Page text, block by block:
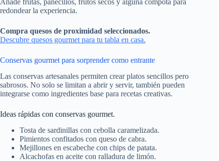
Añade frutas, panecillos, frutos secos y alguna compota para
redondear la experiencia.
Compra quesos de proximidad seleccionados.
Descubre quesos gourmet para tu tabla en casa.
Conservas gourmet para sorprender como entrante
Las conservas artesanales permiten crear platos sencillos pero
sabrosos. No solo se limitan a abrir y servir, también pueden
integrarse como ingredientes base para recetas creativas.
Ideas rápidas con conservas gourmet.
Tosta de sardinillas con cebolla caramelizada.
Pimientos confitados con queso de cabra.
Mejillones en escabeche con chips de patata.
Alcachofas en aceite con ralladura de limón.